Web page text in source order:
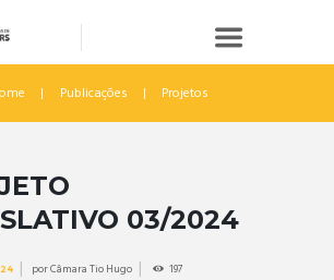
Publicações Projetos
03/2024
porCâmara Tio Hugo 197